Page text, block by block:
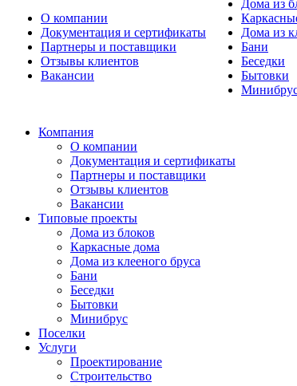
О компании
Документация и сертификаты
Партнеры и поставщики
Отзывы клиентов
Вакансии
Дома из
Дома из
Бани
Беседки
Бытовки
Компания
О компании
Документация и сертификаты
Партнеры и поставщики
Отзывы клиентов
Вакансии
Типовые проекты
Дома из блоков
Каркасные дома
Дома из клееного бруса
Бани
Беседки
Бытовки
Минибрус
Поселки
Услуги
Проектирование
Строительство